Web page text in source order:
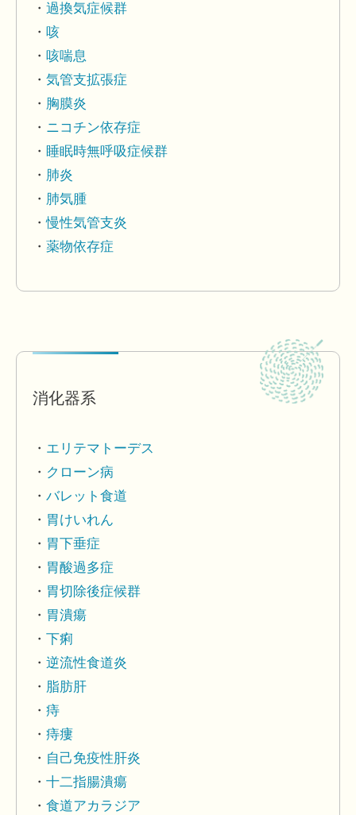
過換気症候群
咳
咳喘息
気管支拡張症
胸膜炎
ニコチン依存症
睡眠時無呼吸症候群
肺炎
肺気腫
慢性気管支炎
薬物依存症
消化器系
エリテマトーデス
クローン病
バレット食道
胃けいれん
胃下垂症
胃酸過多症
胃切除後症候群
胃潰瘍
下痢
逆流性食道炎
脂肪肝
痔
痔瘻
自己免疫性肝炎
十二指腸潰瘍
食道アカラジア